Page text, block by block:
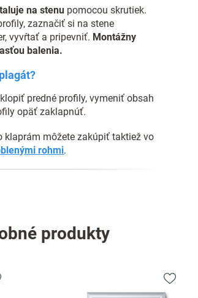
na stenu pomocou skrutiek.
zaznačiť si na stene
vyvŕtať a pripevniť. Montážny
balenia.
predné profily, vymeniť obsah
opäť zaklapnúť.
klaprám môžete zakúpiť taktiež vo
rohmi.
produkty